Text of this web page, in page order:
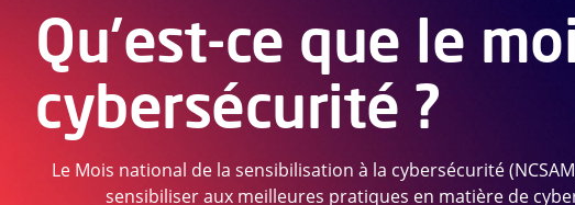
Qu'est-ce que le
cybersécurité ?
Le Mois national de la sensibilisation à la cybersécurité
sensibiliser aux meilleures pratiques en matière de